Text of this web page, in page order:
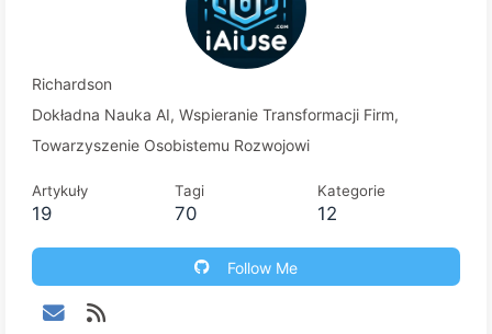
Richardson
Dokładna Nauka AI, Wspieranie Transformacji Firm,
Towarzyszenie Osobistemu Rozwojowi
Artykuły
19
Tagi
70
Kategorie
12
Follow Me